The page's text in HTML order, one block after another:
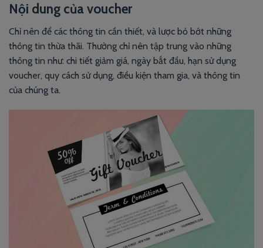
Nội dung của voucher
Chỉ nên để các thông tin cần thiết, và lược bỏ bớt những
thông tin thừa thãi. Thường chỉ nên tập trung vào những
thông tin như: chi tiết giảm giá, ngày bắt đầu, hạn sử dụng
voucher, quy cách sử dụng, điều kiện tham gia, và thông tin
của chúng ta.